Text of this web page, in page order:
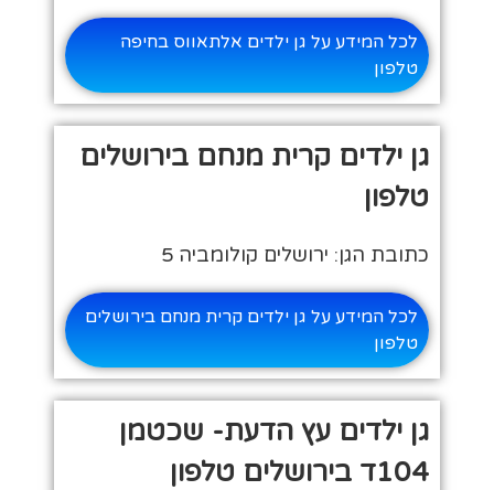
לכל המידע על גן ילדים אלתאווס בחיפה
טלפון
גן ילדים קרית מנחם בירושלים
טלפון
כתובת הגן: ירושלים קולומביה 5
לכל המידע על גן ילדים קרית מנחם בירושלים
טלפון
גן ילדים עץ הדעת- שכטמן
104ד בירושלים טלפון